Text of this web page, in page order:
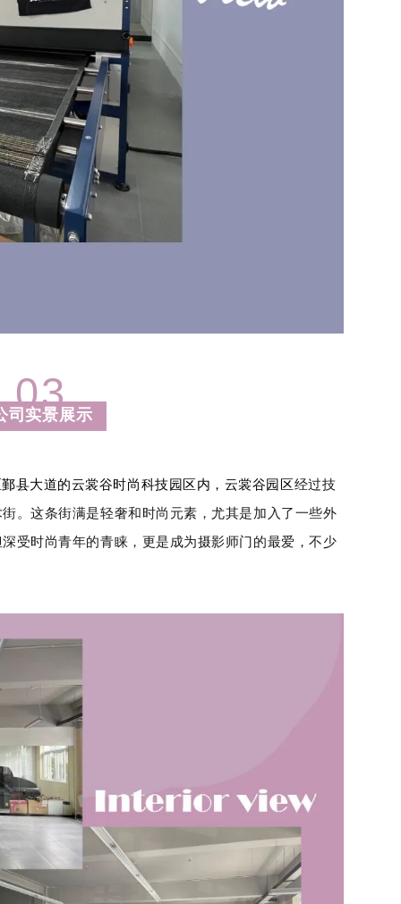
03
司实景展示
县大道的云裳谷时尚科技园区内，云裳谷园区经过技
。这条街满是轻奢和时尚元素，尤其是加入了一些外
深受时尚青年的青睐，更是成为摄影师门的最爱，不少